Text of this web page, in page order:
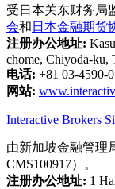
受日本关东财务局
会和 日本金融期货
注册办公地址:
chome, Chiyoda-ku,
电话: +81 03-4590-
网站:
Interactive Brokers
由新加坡金融管理
CMS100917）。
注册办公地址: 1